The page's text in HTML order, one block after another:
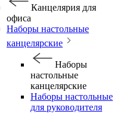
Канцелярия для
офиса
Наборы настольные
канцелярские
Наборы
настольные
канцелярские
Наборы настольные
для руководителя